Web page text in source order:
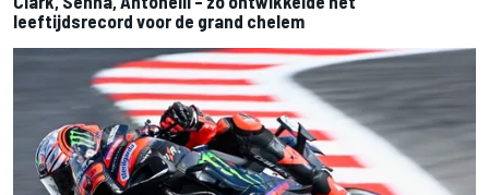
leeftijdsrecord voor de grand chelem